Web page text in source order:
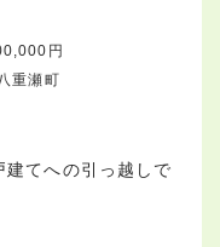
円
重瀬町
建てへの引っ越しで